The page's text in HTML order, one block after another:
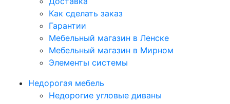
Как сделать заказ
Гарантии
Мебельный магазин в Ленске
Мебельный магазин в Мирном
Элементы системы
Недорогая мебель
Недорогие угловые диваны